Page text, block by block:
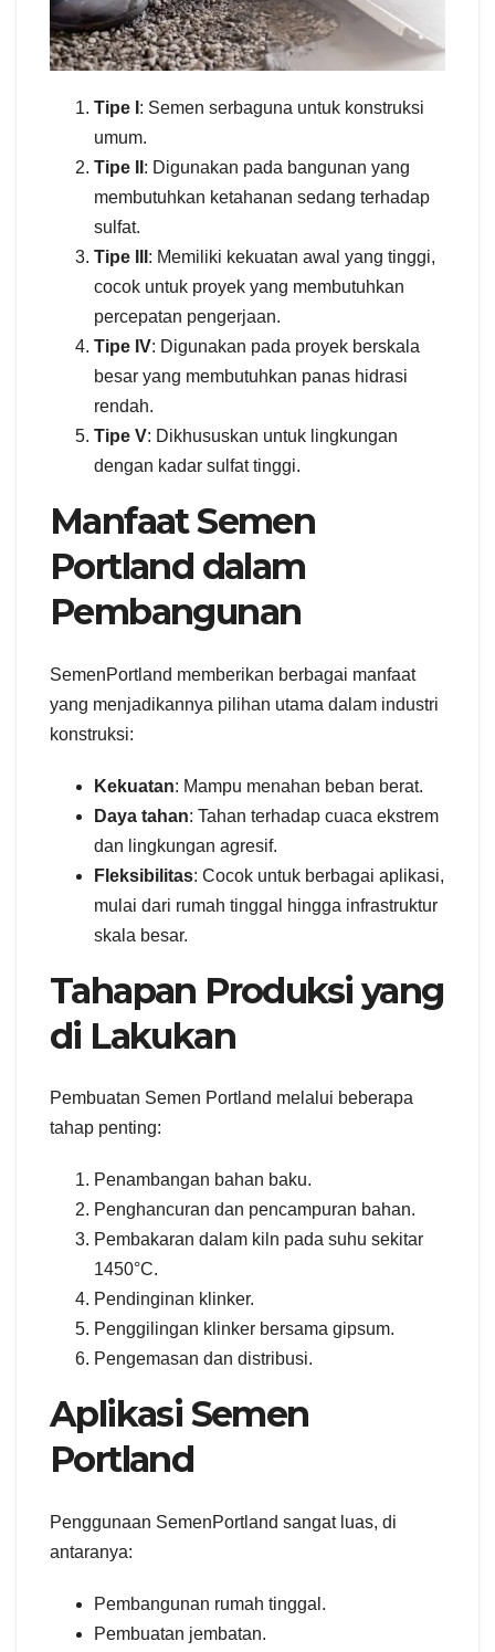
Tipe I : Semen serbaguna untuk konstruksi
umum.
Tipe II : Digunakan pada bangunan yang
membutuhkan ketahanan sedang terhadap
sulfat.
Tipe III : Memiliki kekuatan awal yang tinggi,
cocok untuk proyek yang membutuhkan
percepatan pengerjaan.
Tipe IV: Digunakan pada proyek berskala
besar yang membutuhkan panas hidrasi
rendah.
Tipe V: Dikhususkan untuk lingkungan
dengan kadar sulfat tinggi.
Manfaat Semen
Portland dalam
Pembangunan
SemenPortland memberikan berbagai manfaat
yang menjadikannya pilihan utama dalam industri
konstruksi:
Kekuatan: Mampu menahan beban berat.
Daya tahan: Tahan terhadap cuaca ekstrem
dan lingkungan agresif.
Fleksibilitas: Cocok untuk berbagai aplikasi,
mulai dari rumah tinggal hingga infrastruktur
skala besar.
Tahapan Produksi yang
di Lakukan
Pembuatan Semen Portland melalui beberapa
tahap penting:
Penambangan bahan baku.
Penghancuran dan pencampuran bahan.
Pembakaran dalam kiln pada suhu sekitar
1450°C.
Pendinginan klinker.
Penggilingan klinker bersama gipsum.
Pengemasan dan distribusi.
Aplikasi Semen
Portland
Penggunaan SemenPortland sangat luas, di
antaranya:
Pembangunan rumah tinggal.
Pembuatan jembatan.